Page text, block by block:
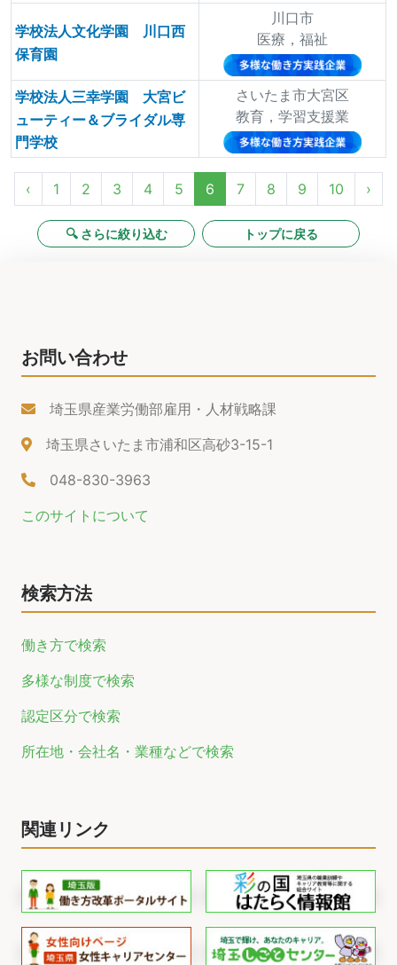
学校法人文化学園 川口西
保育園
川口市
医療，福祉
学校法人三幸学園 大宮ビ
ューティー＆ブライダル専
門学校
さいたま市大宮区
教育，学習支援業
‹ 1 2 3 4 5 6 7 8 9 10 ›
🔍 さらに絞り込む トップに戻る
お問い合わせ
埼玉県産業労働部雇用・人材戦略課
埼玉県さいたま市浦和区高砂3-15-1
048-830-3963
このサイトについて
検索方法
働き方で検索
多様な制度で検索
認定区分で検索
所在地・会社名・業種などで検索
関連リンク